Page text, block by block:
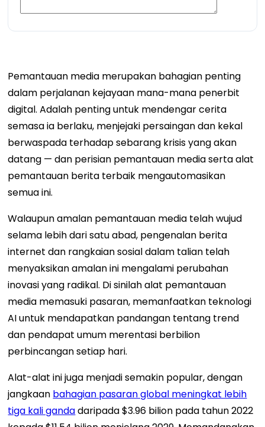
Pemantauan media merupakan bahagian penting
dalam perjalanan kejayaan mana-mana penerbit
digital. Adalah penting untuk mendengar cerita
semasa ia berlaku, menjejaki persaingan dan kekal
berwaspada terhadap sebarang krisis yang akan
datang — dan perisian pemantauan media serta alat
pemantauan berita terbaik mengautomasikan
semua ini.
Walaupun amalan pemantauan media telah wujud
selama lebih dari satu abad, pengenalan berita
internet dan rangkaian sosial dalam talian telah
menyaksikan amalan ini mengalami perubahan
inovasi yang radikal. Di sinilah alat pemantauan
media memasuki pasaran, memanfaatkan teknologi
AI untuk mendapatkan pandangan tentang trend
dan pendapat umum merentasi berbilion
perbincangan setiap hari.
Alat-alat ini juga menjadi semakin popular, dengan
jangkaan bahagian pasaran global meningkat lebih
tiga kali gandadaripada $3.96 bilion pada tahun 2022